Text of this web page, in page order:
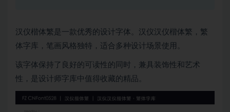
汉仪楷体繁是一款优秀的设计字体。汉仪汉仪楷体繁，繁
体字库，笔画风格独特，适合多种设计场景使用。
该字体保持了良好的可读性的同时，兼具装饰性和艺术
性，是设计师字库中值得收藏的精品。